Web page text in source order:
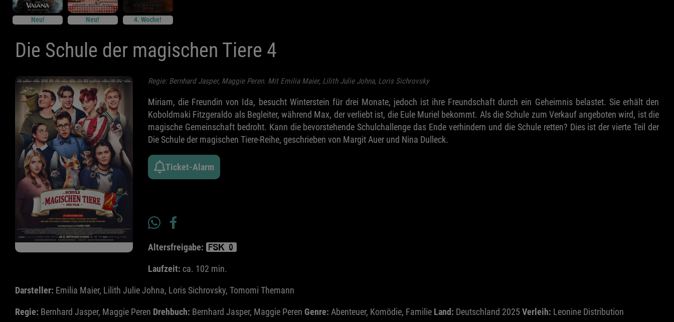
Neu! Neu! 4. Woche!
Die Schule der magischen Tiere 4
Regie: Bernhard Jasper, Maggie Peren. Mit Emilia Maier, Lilith Julie Johna, Loris Sichrovsky
Miriam, die Freundin von Ida, besucht Winterstein für drei Monate, jedoch ist ihre Freundschaft durch ein Geheimnis belastet. Sie erhält den
Koboldmaki Fitzgeraldo als Begleiter, während Max, der verliebt ist, die Eule Muriel bekommt. Als die Schule zum Verkauf angeboten wird, ist die
magische Gemeinschaft bedroht. Kann die bevorstehende Schulchallenge das Ende verhindern und die Schule retten? Dies ist der vierte Teil der
Die Schule der magischen Tiere-Reihe, geschrieben von Margit Auer und Nina Dulleck.
Ticket-Alarm
Altersfreigabe:
Laufzeit: ca. 102 min.
Darsteller: Emilia Maier, Lilith Julie Johna, Loris Sichrovsky, Tomomi Themann
Regie: Bernhard Jasper, Maggie Peren Drehbuch: Bernhard Jasper, Maggie Peren Genre: Abenteuer, Komödie, Familie Land: Deutschland 2025 Verleih: Leonine Distribution